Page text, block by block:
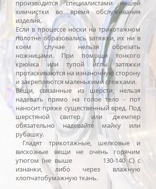
производится специалистами нашей
химчистки во время обслуживания
изделия.
Если в процессе носки на трикотажном
полотне образовались затяжки, их ни в
коем случае нельзя обрезать
ножницами. При помощи тонкого
крючка или тупой иглы затяжки
протаскиваются на изнаночную сторону
и закрепляются маленькими стежками.
Вещи, связанные из шерсти, нельзя
надевать прямо на голое тело - пот
наносит пряже существенный вред. Под
шерстяной свитер или джемпер
обязательно надевайте майку или
рубашку.
Гладят трикотажные, шелковые и
вискозные вещи не очень горячим
утюгом (не выше 130-140 С) с
изнанки, либо через влажную
хлопчатобумажную ткань.